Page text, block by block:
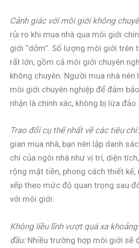
Cảnh giác với môi giới không
rủi ro khi mua nhà qua môi giới
giới “dởm”. Số lượng môi giới trên
rất lớn, gồm cả môi giới chuyên
không chuyên. Người mua nhà nên
môi giới chuyên nghiệp để đảm
nhận là chính xác, không bị lừa đảo.
Trao đổi cụ thể nhất về các tiêu chí:
gian mua nhà, bạn nên lập danh
chí của ngôi nhà như vị trí, diện
rộng mặt tiền, phong cách thiết
xếp theo mức độ quan trọng sau
với môi giới.
Không liều lĩnh vượt quá xa
đầu:Nhiều trường hợp môi giới sẽ